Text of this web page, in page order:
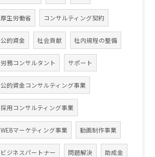
厚生労働省 コンサルティング契約
公的資金 社会貢献 社内規程の整備
労務コンサルタント サポート
公的資金コンサルティング事業
採用コンサルティング事業
WEBマーケティング事業 動画制作事業
ビジネスパートナー 問題解決 助成金